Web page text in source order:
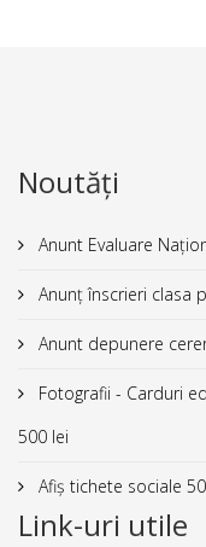
Noutăți
Anunt Evaluare
Anunț înscrieri clasa
Anunt depunere
Fotografii - Carduri
500 lei
Afiș tichete sociale
Link-uri utile